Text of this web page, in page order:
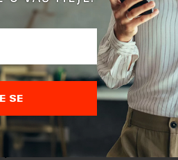
unapređenjem ljudskih
savremene
prepoznavanje lica.
kontrole,
moglo bi biti iskorišćeno
ili pravljenje velikih baza
ili marketinške svrhe.
sistema za video
SE